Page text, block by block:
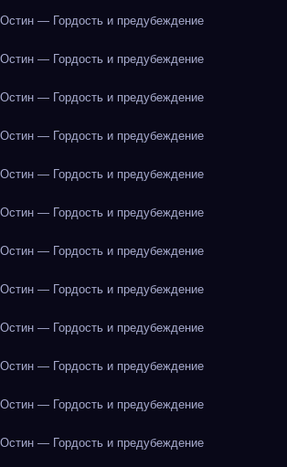
— Гордость и предубеждение
— Гордость и предубеждение
— Гордость и предубеждение
— Гордость и предубеждение
— Гордость и предубеждение
— Гордость и предубеждение
— Гордость и предубеждение
— Гордость и предубеждение
— Гордость и предубеждение
— Гордость и предубеждение
— Гордость и предубеждение
— Гордость и предубеждение